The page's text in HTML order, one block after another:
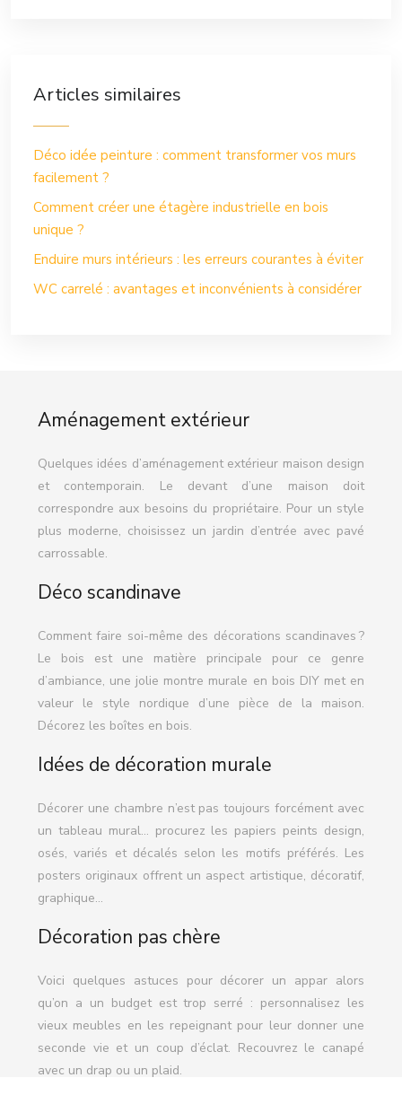
Articles similaires
Déco idée peinture : comment transformer vos murs
facilement ?
Comment créer une étagère industrielle en bois
unique ?
Enduire murs intérieurs : les erreurs courantes à éviter
WC carrelé : avantages et inconvénients à considérer
Aménagement extérieur
Quelques idées d’aménagement extérieur maison design
et contemporain. Le devant d’une maison doit
correspondre aux besoins du propriétaire. Pour un style
plus moderne, choisissez un jardin d’entrée avec pavé
carrossable.
Déco scandinave
Comment faire soi-même des décorations scandinaves ?
Le bois est une matière principale pour ce genre
d’ambiance, une jolie montre murale en bois DIY met en
valeur le style nordique d’une pièce de la maison.
Décorez les boîtes en bois.
Idées de décoration murale
Décorer une chambre n’est pas toujours forcément avec
un tableau mural… procurez les papiers peints design,
osés, variés et décalés selon les motifs préférés. Les
posters originaux offrent un aspect artistique, décoratif,
graphique…
Décoration pas chère
Voici quelques astuces pour décorer un appar alors
qu’on a un budget est trop serré : personnalisez les
vieux meubles en les repeignant pour leur donner une
seconde vie et un coup d’éclat. Recouvrez le canapé
avec un drap ou un plaid.